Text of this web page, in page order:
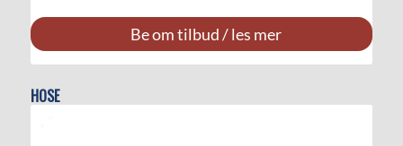
Be om tilbud / les mer
HOSE